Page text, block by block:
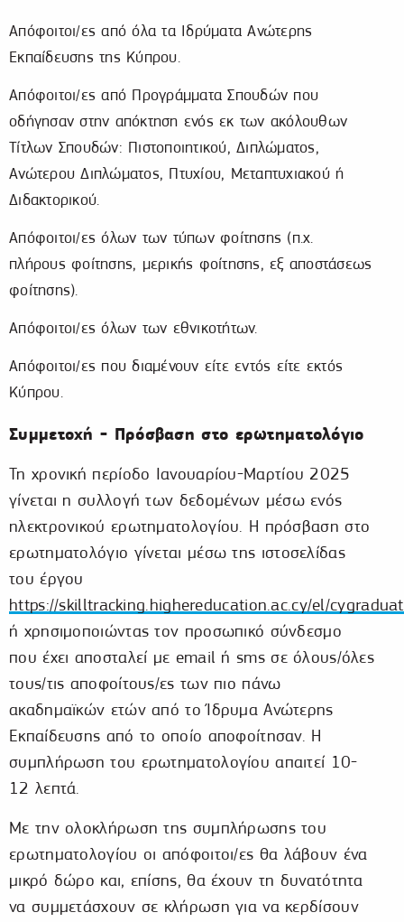
Απόφοιτοι/ες από όλα τα Ιδρύματα Ανώτερης
Εκπαίδευσης της Κύπρου.
Απόφοιτοι/ες από Προγράμματα Σπουδών που
οδήγησαν στην απόκτηση ενός εκ των ακόλουθων
Τίτλων Σπουδών: Πιστοποιητικού, Διπλώματος,
Ανώτερου Διπλώματος, Πτυχίου, Μεταπτυχιακού ή
Διδακτορικού.
Απόφοιτοι/ες όλων των τύπων φοίτησης (π.χ.
πλήρους φοίτησης, μερικής φοίτησης, εξ αποστάσεως
φοίτησης).
Απόφοιτοι/ες όλων των εθνικοτήτων.
Απόφοιτοι/ες που διαμένουν είτε εντός είτε εκτός
Κύπρου.
Συμμετοχή - Πρόσβαση στο ερωτηματολόγιο
Τη χρονική περίοδο Ιανουαρίου-Μαρτίου 2025
γίνεται η συλλογή των δεδομένων μέσω ενός
ηλεκτρονικού ερωτηματολογίου. Η πρόσβαση στο
ερωτηματολόγιο γίνεται μέσω της ιστοσελίδας
του έργου
https://skilltracking.highereducation.ac.cy/el/
ή χρησιμοποιώντας τον προσωπικό σύνδεσμο
που έχει αποσταλεί με email ή sms σε όλους/όλες
τους/τις αποφοίτους/ες των πιο πάνω
ακαδημαϊκών ετών από το Ίδρυμα Ανώτερης
Εκπαίδευσης από το οποίο αποφοίτησαν. Η
συμπλήρωση του ερωτηματολογίου απαιτεί 10-
12 λεπτά.
Με την ολοκλήρωση της συμπλήρωσης του
ερωτηματολογίου οι απόφοιτοι/ες θα λάβουν ένα
μικρό δώρο και, επίσης, θα έχουν τη δυνατότητα
να συμμετάσχουν σε κλήρωση για να κερδίσουν